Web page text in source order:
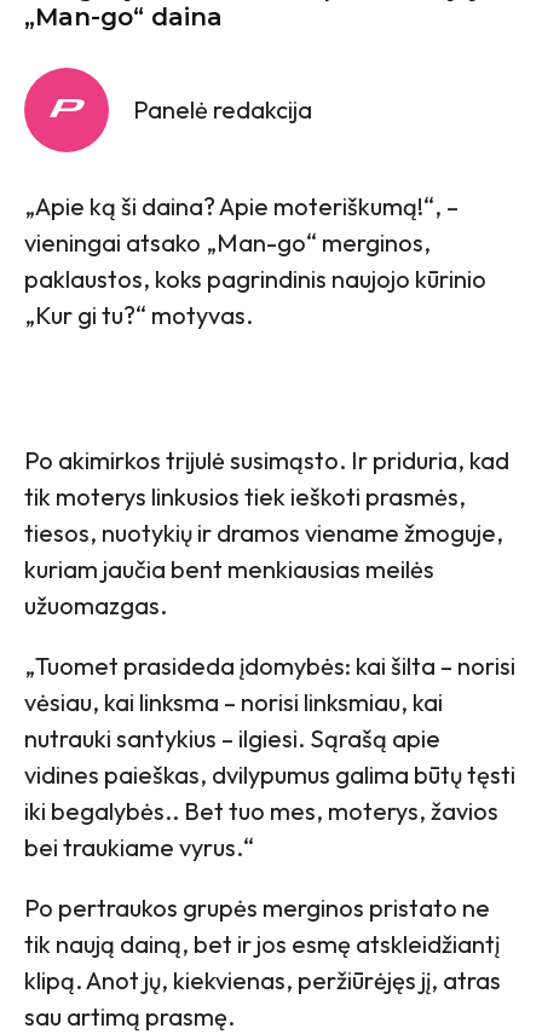
„Man-go“ daina
Panelė redakcija
„Apie ką ši daina? Apie moteriškumą!“, –
vieningai atsako „Man-go“ merginos,
paklaustos, koks pagrindinis naujojo kūrinio
„Kur gi tu?“ motyvas.
Po akimirkos trijulė susimąsto. Ir priduria, kad
tik moterys linkusios tiek ieškoti prasmės,
tiesos, nuotykių ir dramos viename žmoguje,
kuriam jaučia bent menkiausias meilės
užuomazgas.
„Tuomet prasideda įdomybės: kai šilta – norisi
vėsiau, kai linksma – norisi linksmiau, kai
nutrauki santykius – ilgiesi. Sąrašą apie
vidines paieškas, dvilypumus galima būtų tęsti
iki begalybės.. Bet tuo mes, moterys, žavios
bei traukiame vyrus.“
Po pertraukos grupės merginos pristato ne
tik naują dainą, bet ir jos esmę atskleidžiantį
klipą. Anot jų, kiekvienas, peržiūrėjęs jį, atras
sau artimą prasmę.